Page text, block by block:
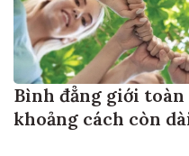
Bình đẳng giới toàn
khoảng cách còn